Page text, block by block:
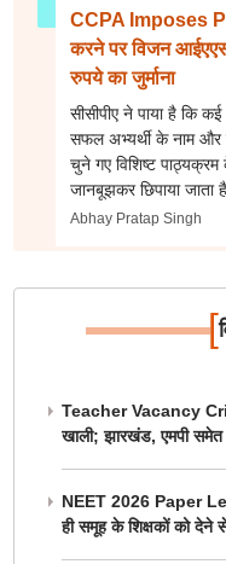
CCPA Imposes
करने पर विजन
रुपये का जुर्माना
सीसीपीए ने पाया है कि
सफल अभ्यर्थी के नाम और
चुने गए विशिष्ट पाठ्यक्रम
जानबूझकर छिपाया जाता
Abhay Pratap Singh
[
Teacher Vacancy
खाली; झारखंड, एमपी समेत
NEET 2026 Paper
ही समूह के शिक्षकों को देने